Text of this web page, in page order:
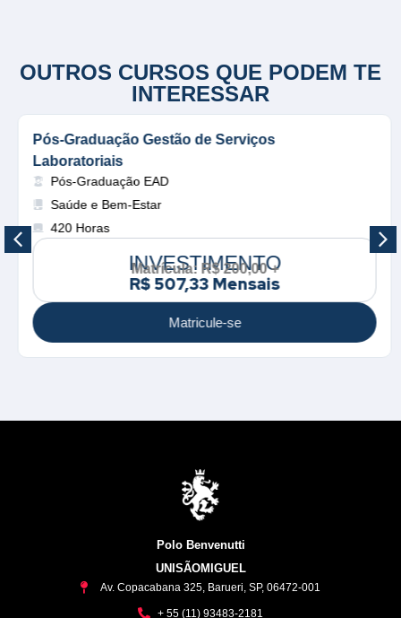
OUTROS CURSOS QUE PODEM TE
INTERESSAR
Pós-Graduação Gestão de Serviços
Laboratoriais
Pós-Graduação EAD
Saúde e Bem-Estar
420 Horas
Matricule-se
INVESTIMENTO
Matrícula: R$ 200,00 +
R$ 507,33 Mensais
Polo Benvenutti
UNISÃOMIGUEL
Av. Copacabana 325, Barueri, SP, 06472-001
+ 55 (11) 93483-2181